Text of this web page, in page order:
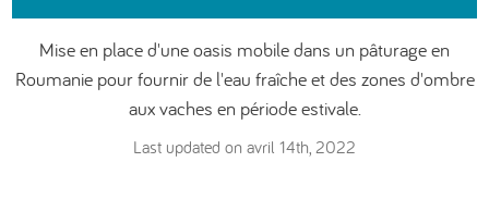
ENGLISH DEUTSCH
Mise en place d'une oasis mobile dans un pâturage en
Roumanie pour fournir de l'eau fraîche et des zones d'ombre
aux vaches en période estivale.
Last updated on avril 14th, 2022